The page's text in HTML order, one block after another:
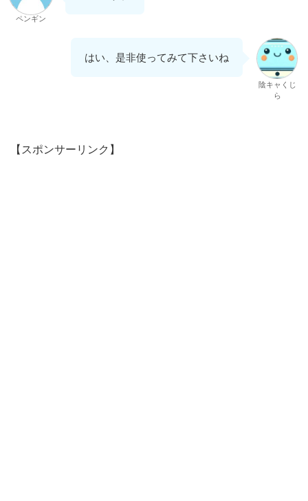
ペンギン
はい、是非使ってみて下さいね
陰キャくじ
ら
【スポンサーリンク】